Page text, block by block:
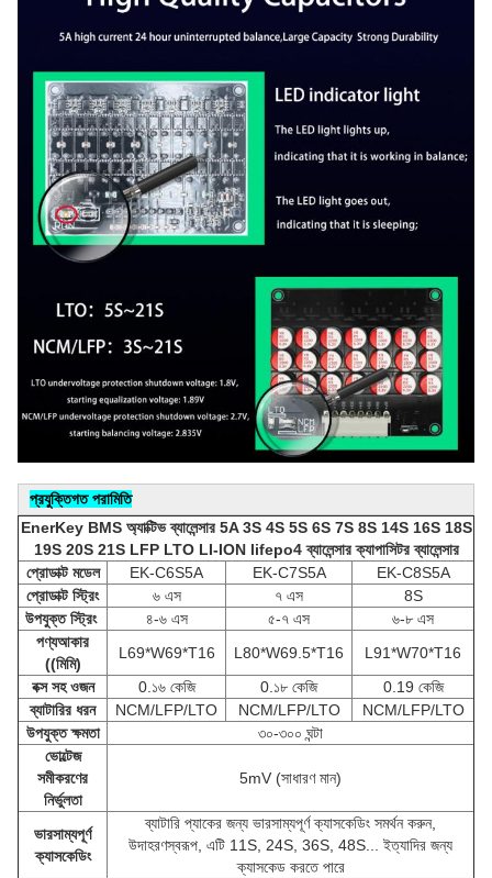
প্রযুক্তিগত পরামিতি
EnerKey BMS অ্যাক্টিভ ব্যালেন্সার 5A 3S 4S 5S 6S 7S 8S 14S 16S 18S
19S 20S 21S LFP LTO LI-ION lifepo4 ব্যালেন্সার ক্যাপাসিটর ব্যালেন্সার
প্রোডাক্ট মডেল
EK-C6S5A EK-C7S5A
EK-C8S5A
প্রোডাক্ট স্ট্রিং
৬ এস ৭ এস
8S
উপযুক্ত স্ট্রিং
৪-৬ এস ৫-৭ এস
৬-৮ এস
পণ্যআকার
((মিমি)
L69*W69*T16 L80*W69.5*T16
L91*W70*T16
বক্স সহ ওজন
0.১৬ কেজি 0.১৮ কেজি
0.19 কেজি
ব্যাটারির ধরন
NCM/LFP/LTO NCM/LFP/LTO
NCM/LFP/LTO
উপযুক্ত ক্ষমতা
৩০-৩০০ ঘন্টা
ভোল্টেজ
সমীকরণের
নির্ভুলতা
5mV (সাধারণ মান)
ভারসাম্যপূর্ণ
ক্যাসকেডিং
ব্যাটারি প্যাকের জন্য ভারসাম্যপূর্ণ ক্যাসকেডিং সমর্থন করুন,
উদাহরণস্বরূপ, এটি 11S, 24S, 36S, 48S... ইত্যাদির জন্য
ক্যাসকেড করতে পারে